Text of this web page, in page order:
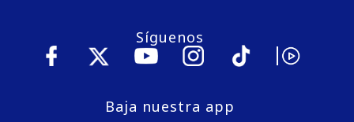
Síguenos
Baja nuestra app